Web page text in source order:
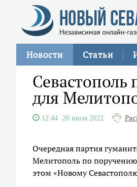
Новости Статьи
Севастополь
для
12:44 20 июля 2022
Очередная партия
Мелитополь по поручению
этом «Новому